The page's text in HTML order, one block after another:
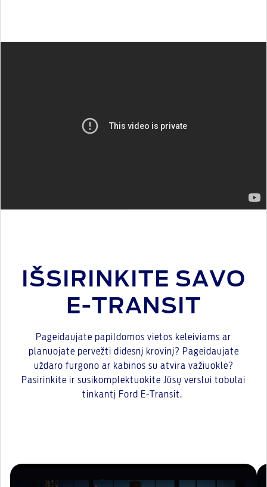
IŠSIRINKITE SAVO
E-TRANSIT
Pageidaujate papildomos vietos keleiviams ar
planuojate pervežti didesnį krovinį? Pageidaujate
uždaro furgono ar kabinos su atvira važiuokle?
Pasirinkite ir susikomplektuokite Jūsų verslui tobulai
tinkantį Ford E-Transit.